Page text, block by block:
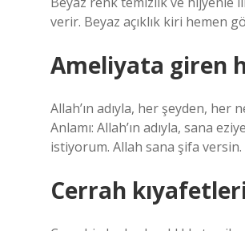
verir. Beyaz açıklık kiri hemen
Ameliyata giren
Allah’ın adıyla, her şeyden, her
Anlamı: Allah’ın adıyla, sana
istiyorum. Allah sana şifa versin.
Cerrah